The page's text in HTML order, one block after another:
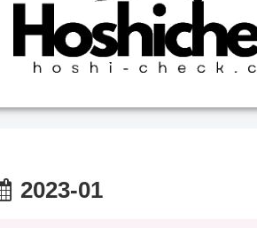
2023-01